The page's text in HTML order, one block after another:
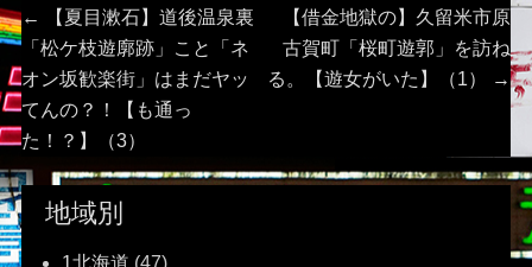
投
稿
ナ
ビ
ゲ
←
Previous
post:
【夏目漱石】道後温泉裏
「松ケ枝遊廓跡」こと「ネ
オン坂歓楽街」はまだヤッ
てんの？！【も通っ
た！？】（3）
Next
post:
【借金地獄の】久留米市原
古賀町「桜町遊郭」を訪ね
る。【遊女がいた】（1）
→
地域別
1北海道 (47)